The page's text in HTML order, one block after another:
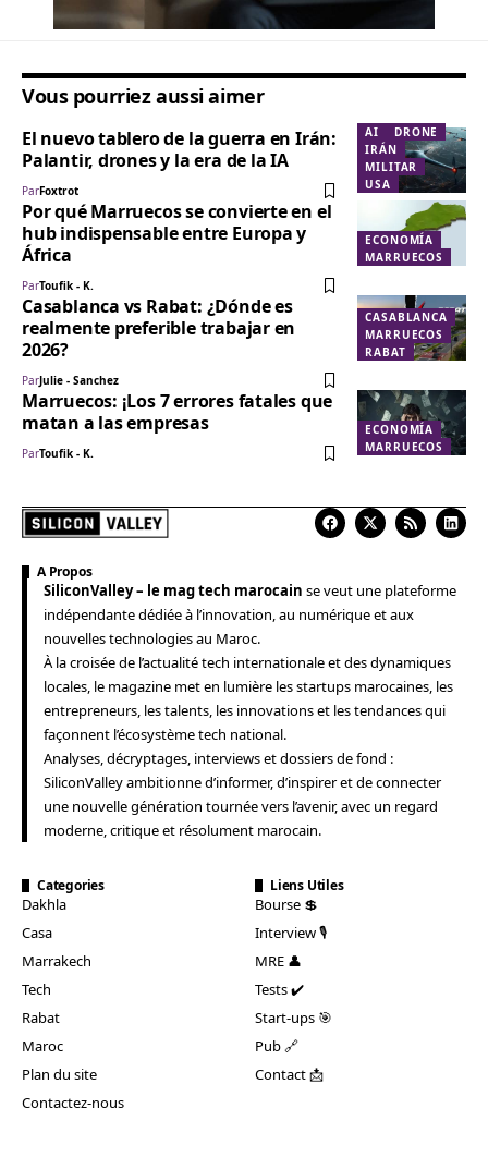
Vous pourriez aussi aimer
AI
DRONE
IRÁN
MILITAR
USA
El nuevo tablero de la guerra en Irán:
Palantir, drones y la era de la IA
ParFoxtrot
ECONOMÍA
MARRUECOS
Por qué Marruecos se convierte en el
hub indispensable entre Europa y
África
ParToufik - K.
CASABLANCA
MARRUECOS
RABAT
Casablanca vs Rabat: ¿Dónde es
realmente preferible trabajar en
2026?
ParJulie - Sanchez
ECONOMÍA
MARRUECOS
Marruecos: ¡Los 7 errores fatales que
matan a las empresas
ParToufik - K.
A Propos
SiliconValley – le mag tech marocain se veut une plateforme
indépendante dédiée à l’innovation, au numérique et aux
nouvelles technologies au Maroc.
À la croisée de l’actualité tech internationale et des dynamiques
locales, le magazine met en lumière les startups marocaines, les
entrepreneurs, les talents, les innovations et les tendances qui
façonnent l’écosystème tech national.
Analyses, décryptages, interviews et dossiers de fond :
SiliconValley ambitionne d’informer, d’inspirer et de connecter
une nouvelle génération tournée vers l’avenir, avec un regard
moderne, critique et résolument marocain.
Categories
Dakhla
Casa
Marrakech
Tech
Rabat
Maroc
Plan du site
Contactez-nous
Liens Utiles
Bourse 💲
Interview 🎙️
MRE 👤
Tests ✔️
Start-ups 🎯
Pub 🔗
Contact 📩